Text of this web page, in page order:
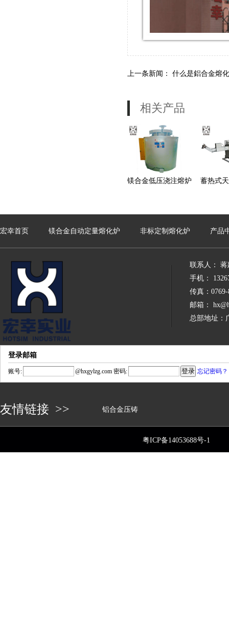
上一条新闻： 什么是鋁合金熔
相关产品
镁合金低压浇注熔炉 蓄热式
宏幸首页 镁合金自动定量熔化炉 非标定制熔化炉 产品
联系人： 蒋
手机：
传真：0769-
邮箱：
总部地址：
登录邮箱
账号: @hxgylzg.com 密码: 忘记密码？
友情链接 >> 铝合金压铸
粤ICP备14053688号-1